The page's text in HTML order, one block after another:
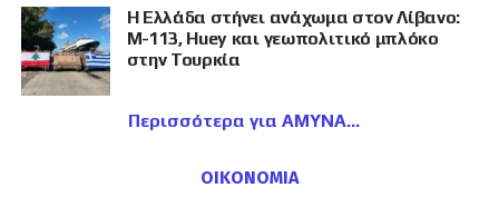
Η Ελλάδα στήνει ανάχωμα στον Λίβανο:
M-113, Huey και γεωπολιτικό μπλόκο
στην Τουρκία
Περισσότερα για ΑΜΥΝΑ
ΟΙΚΟΝΟΜΙΑ